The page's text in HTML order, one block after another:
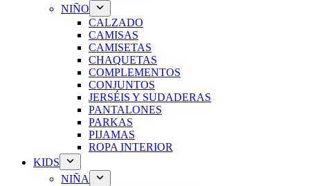
NIÑO
CALZADO
CAMISAS
CAMISETAS
CHAQUETAS
COMPLEMENTOS
CONJUNTOS
JERSÉIS Y SUDADERAS
PANTALONES
PARKAS
PIJAMAS
ROPA INTERIOR
KIDS
NIÑA